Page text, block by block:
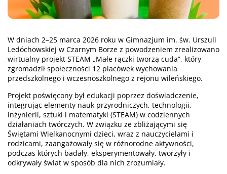
W dniach 2–25 marca 2026 roku w Gimnazjum im. św. Urszuli
Ledóchowskiej w Czarnym Borze z powodzeniem zrealizowano
wirtualny projekt STEAM „Małe rączki tworzą cuda”, który
zgromadził społeczności 12 placówek wychowania
przedszkolnego i wczesnoszkolnego z rejonu wileńskiego.
Projekt poświęcony był edukacji poprzez doświadczenie,
integrując elementy nauk przyrodniczych, technologii,
inżynierii, sztuki i matematyki (STEAM) w codziennych
działaniach twórczych. W związku ze zbliżającymi się
Świętami Wielkanocnymi dzieci, wraz z nauczycielami i
rodzicami, zaangażowały się w różnorodne aktywności,
podczas których badały, eksperymentowały, tworzyły i
odkrywały świat w sposób dla nich zrozumiały.